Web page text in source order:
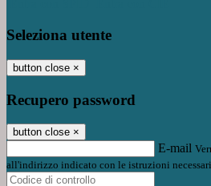
Seleziona utente
button close ×
Recupero password
button close ×
E-mail
all'indirizzo indicato con le istruzioni